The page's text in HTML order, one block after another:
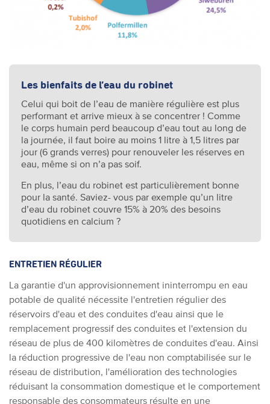
Les bienfaits de l’eau du robinet
Celui qui boit de l’eau de manière régulière est plus
performant et arrive mieux à se concentrer ! Comme
le corps humain perd beaucoup d’eau tout au long de
la journée, il faut boire au moins 1 litre à 1,5 litres par
jour (6 grands verres) pour renouveler les réserves en
eau, même si on n’a pas soif.
En plus, l’eau du robinet est particulièrement bonne
pour la santé. Saviez- vous par exemple qu’un litre
d’eau du robinet couvre 15% à 20% des besoins
quotidiens en calcium ?
ENTRETIEN RÉGULIER
La garantie d'un approvisionnement ininterrompu en eau
potable de qualité nécessite l'entretien régulier des
réservoirs d'eau et des conduites d'eau ainsi que le
remplacement progressif des conduites et l'extension du
réseau de plus de 400 kilomètres de conduites d'eau. Ainsi
la réduction progressive de l'eau non comptabilisée sur le
réseau de distribution, l'amélioration des technologies
réduisant la consommation domestique et le comportement
responsable des consommateurs résulte en une